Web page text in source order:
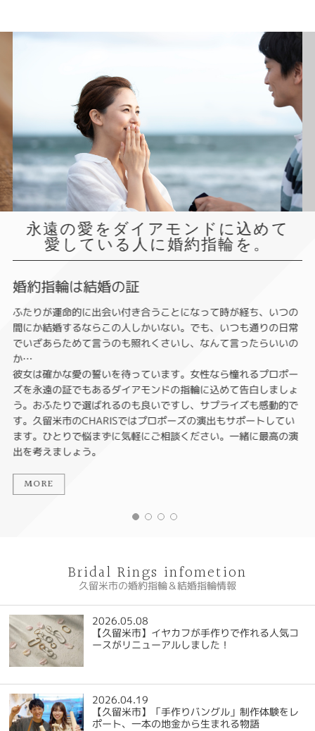
永遠の愛をダイアモンドに込めて
愛している人に婚約指輪を。
婚約指輪は結婚の証
ふたりが運命的に出会い付き合うことになって時が経ち、いつの
間にか結婚するならこの人しかいない。でも、いつも通りの日常
でいざあらためて言うのも照れくさいし、なんて言ったらいいの
か…
彼女は確かな愛の誓いを待っています。女性なら憧れるプロポー
ズを永遠の証でもあるダイアモンドの指輪に込めて告白しましょ
う。おふたりで選ばれるのも良いですし、サプライズも感動的で
す。久留米市のCHARISではプロポーズの演出もサポートしてい
ます。ひとりで悩まずに気軽にご相談ください。一緒に最高の演
出を考えましょう。
MORE
Bridal Rings infometion
久留米市の婚約指輪＆結婚指輪情報
2026.05.08
【久留米市】イヤカフが手作りで作れる人気コ
ースがリニューアルしました！
2026.04.19
【久留米市】「手作りバングル」制作体験をレ
ポート、一本の地金から生まれる物語